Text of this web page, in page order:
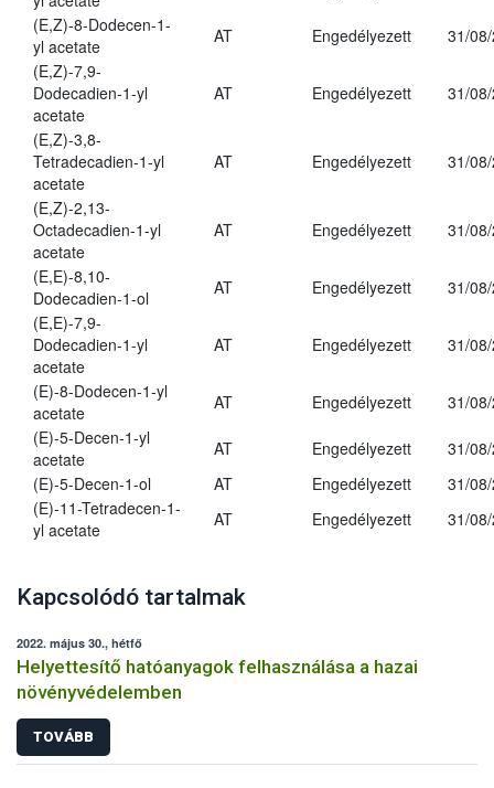
(E,Z)-8-Dodecen-1-
yl acetate
AT Engedélyezett
31/
(E,Z)-7,9-
Dodecadien-1-yl
acetate
AT Engedélyezett 31/
(E,Z)-3,8-
Tetradecadien-1-yl
acetate
AT Engedélyezett 31/
(E,Z)-2,13-
Octadecadien-1-yl
acetate
AT Engedélyezett 31/
(E,E)-8,10-
Dodecadien-1-ol
AT Engedélyezett
31/
(E,E)-7,9-
Dodecadien-1-yl
acetate
AT Engedélyezett 31/
(E)-8-Dodecen-1-yl
acetate
AT Engedélyezett
31/
(E)-5-Decen-1-yl
acetate
AT Engedélyezett
31/
(E)-5-Decen-1-ol
AT Engedélyezett
31/
(E)-11-Tetradecen-1-
yl acetate
AT Engedélyezett 31/
Kapcsolódó tartalmak
2022. május 30., hétfő
Helyettesítő hatóanyagok felhasználása a hazai
növényvédelemben
TOVÁBB